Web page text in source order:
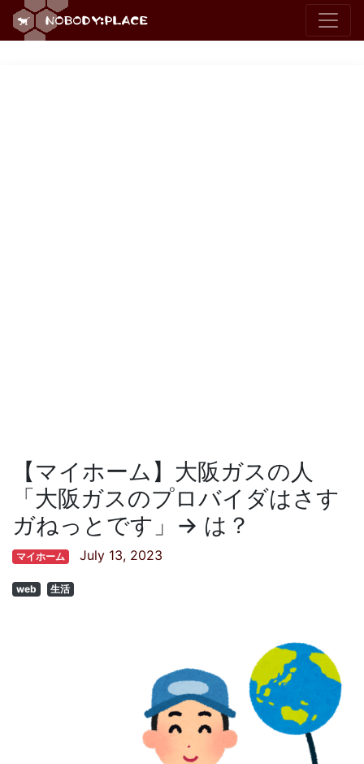
【マイホーム】大阪ガスの人
「大阪ガスのプロバイダはさす
ガねっとです」→ は？
マイホーム July 13, 2023
web 生活